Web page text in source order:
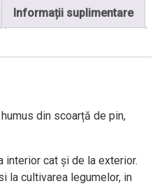
Informații suplimentare
din scoarță de pin,
interior cat și de la exterior.
la cultivarea legumelor, in